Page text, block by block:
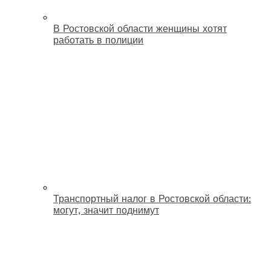
В Ростовской области женщины хотят
работать в полиции
Транспортный налог в Ростовской области:
могут, значит поднимут